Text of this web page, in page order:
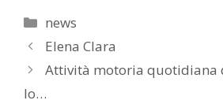
Categorie
news
Elena Clara
Attività motoria quotidiana
Io…